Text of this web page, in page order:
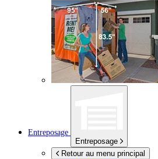
Entreposage
Entreposage
Retour au menu principal